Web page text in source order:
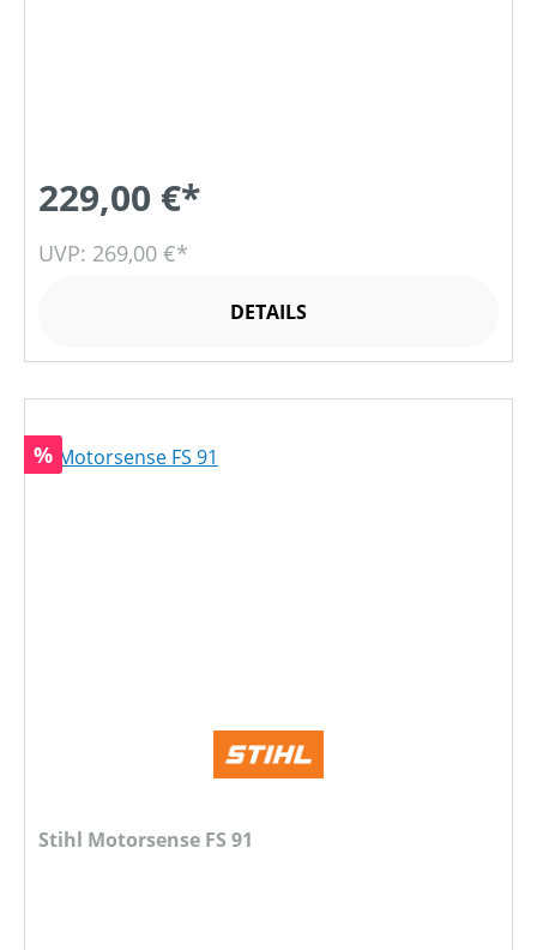
229,00 €*
UVP: 269,00 €*
DETAILS
Rabatt
%
Stihl Motorsense FS 91